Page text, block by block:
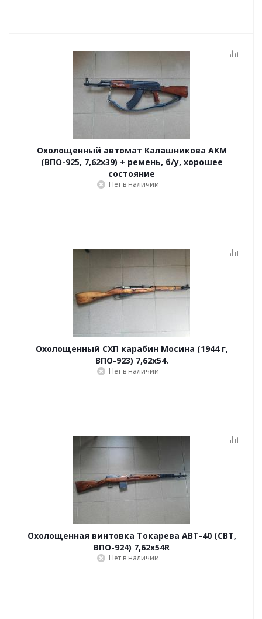
Охолощенный автомат Калашникова АКМ
(ВПО-925, 7,62х39) + ремень, б/у, хорошее
состояние
Нет в наличии
Охолощенный СХП карабин Мосина (1944 г,
ВПО-923) 7,62x54.
Нет в наличии
Охолощенная винтовка Токарева АВТ-40 (СВТ,
ВПО-924) 7,62x54R
Нет в наличии